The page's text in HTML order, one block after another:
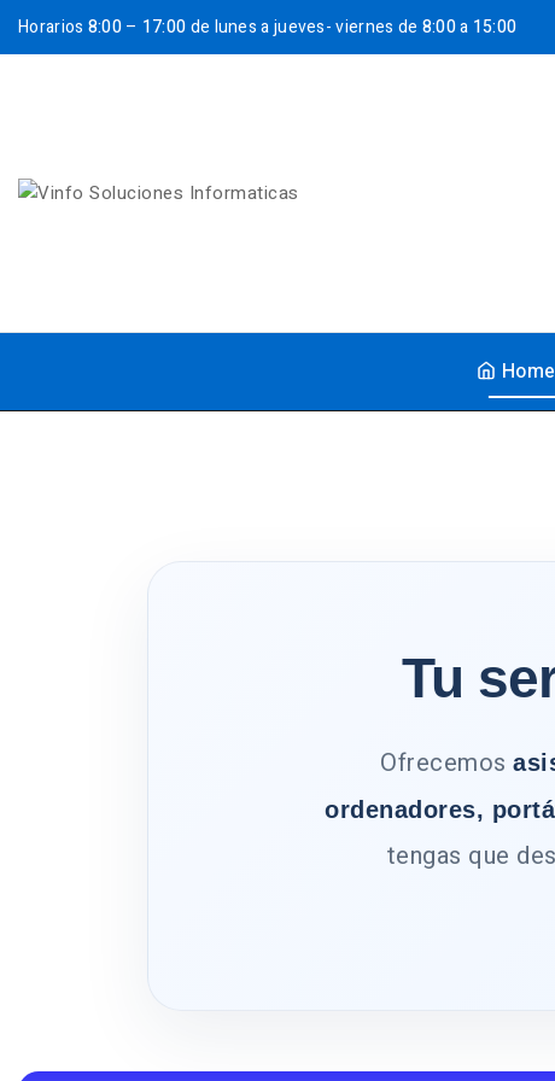
Horarios 8:00– 17:00de lunes a jueves- viernes de 8:00a 15:00
Home
Tu
Ofrecemos
ordenadores,
tengas que